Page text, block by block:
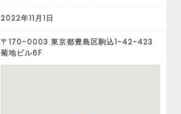
2022年11月1日
〒170-0003 東京都豊島区駒込1-42-423
菊地ビル6F